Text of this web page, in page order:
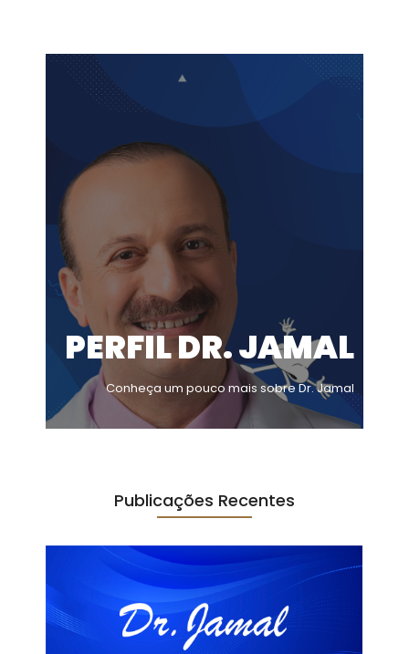
PERFIL DR. JAMAL
Conheça um pouco mais sobre Dr. Jamal
Publicações Recentes